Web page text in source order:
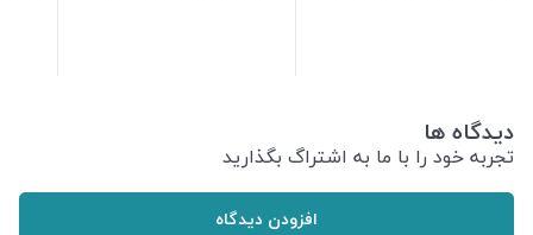
دیدگاه ها
تجربه خود را با ما به اشتراگ بگذارید
افزودن دیدگاه